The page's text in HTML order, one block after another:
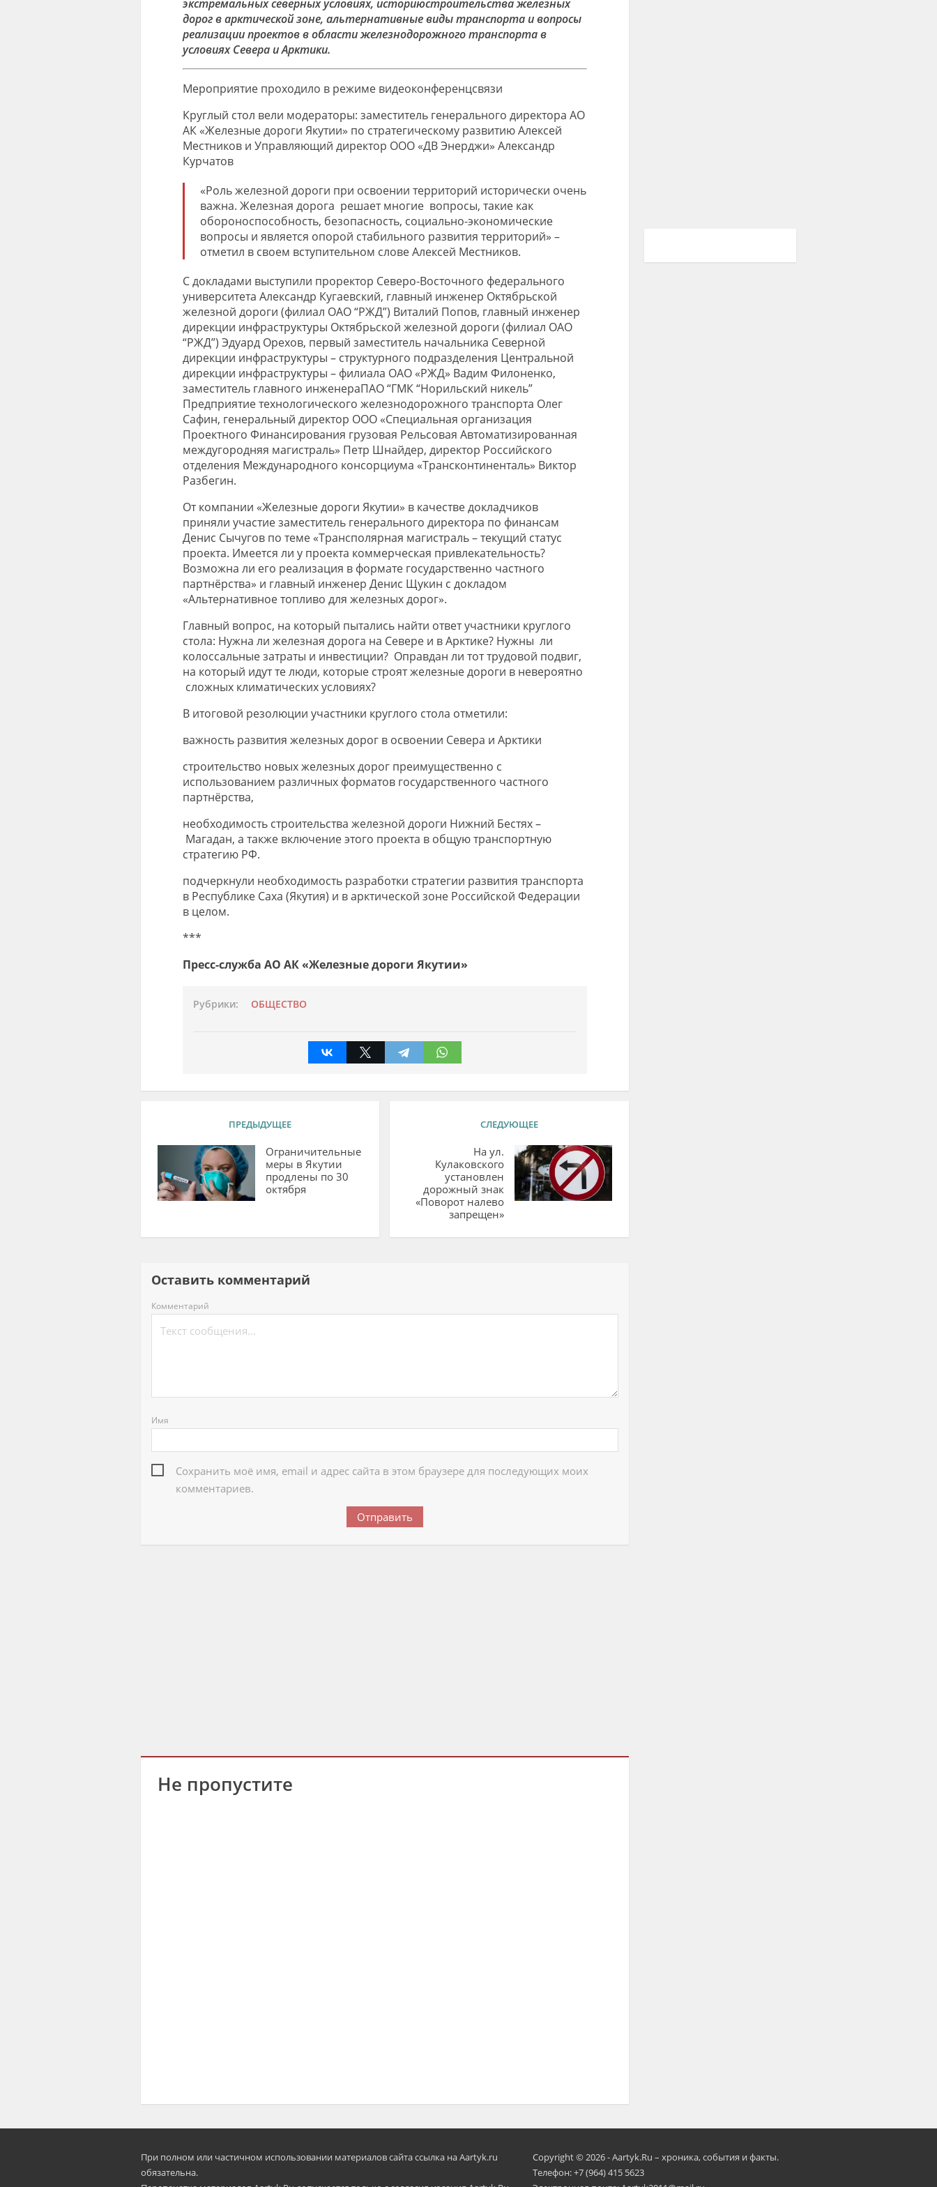
экстремальных северных условиях, историюстроительства железных
дорог варктической зоне, альтернативные виды транспорта и вопросы
реализации проектов в области железнодорожного транспорта в
условиях Севера и Арктики.
Мероприятие проходило в режиме видеоконференцсвязи
Круглый стол вели модераторы: заместитель генерального директора АО
АК «Железные дороги Якутии» по стратегическому развитию Алексей
Местников и Управляющий директор ООО «ДВЭнерджи» Александр
Курчатов
«Роль железной дороги при освоении территорий исторически очень
важна. Железная дорога решает многие вопросы, такие как
обороноспособность, безопасность, социально-экономические
вопросы и является опорой стабильного развития территорий» –
отметил в своем вступительном слове Алексей Местников.
С докладами выступили проректор Северо-Восточного федерального
университета Александр Кугаевский, главный инженер Октябрьской
железной дороги (филиал ОАО “РЖД”) Виталий Попов, главный инженер
дирекции инфраструктуры Октябрьской железной дороги (филиал ОАО
“РЖД”) ЭдуардОрехов, первый заместитель начальника Северной
дирекции инфраструктуры – структурного подразделения Центральной
дирекции инфраструктуры – филиала ОАО «РЖД» Вадим Филоненко,
заместитель главного инженераПАО “ГМК “Норильский никель”
Предприятие технологического железнодорожного транспорта Олег
Сафин, генеральный директор ООО «Специальная организация
Проектного Финансирования грузовая Рельсовая Автоматизированная
междугородняя магистраль» Петр Шнайдер, директор Российского
отделения Международного консорциума «Трансконтиненталь» Виктор
Разбегин.
От компании «Железные дороги Якутии» в качестве докладчиков
приняли участие заместитель генерального директора по финансам
Денис Сычугов по теме «Трансполярная магистраль – текущий статус
проекта. Имеется ли у проекта коммерческая привлекательность?
Возможна ли его реализация в формате государственно частного
партнёрства» и главный инженер Денис Щукин с докладом
«Альтернативное топливо для железных дорог».
Главный вопрос, на который пытались найти ответ участники круглого
стола: Нужна ли железная дорога на Севере и в Арктике? Нужны ли
колоссальные затраты и инвестиции? Оправдан ли тот трудовой подвиг,
на который идут те люди, которые строят железные дороги в невероятно
сложных климатических условиях?
В итоговой резолюции участники круглого стола отметили:
важностьразвития железных дорог в освоении Севера и Арктики
строительство новых железных дорог преимущественно с
использованием различных форматов государственного частного
партнёрства,
необходимость строительства железной дороги Нижний Бестях –
Магадан, а также включение этого проекта в общую транспортную
стратегию РФ.
подчеркнули необходимостьразработки стратегии развития транспорта
в Республике Саха (Якутия) и в арктической зоне Российской Федерации
в целом.
***
Пресс-служба АО АК «Железные дороги Якутии»
Рубрики: ОБЩЕСТВО
ПРЕДЫДУЩЕЕ
Ограничительные
меры в Якутии
продлены по 30
октября
СЛЕДУЮЩЕЕ
На ул.
Кулаковского
установлен
дорожный знак
«Поворот налево
запрещен»
Оставить комментарий
Комментарий
Имя
Сохранить моё имя, email и адрес сайта в этом браузере для последующих моих
комментариев.
Не пропустите
При полном или частичном использовании материалов сайта ссылка на Aartyk.ru
oбязательна.
Copyright © 2026 - Aartyk.Ru – хроника, события и факты.
Телефон: +7 (964) 415 5623